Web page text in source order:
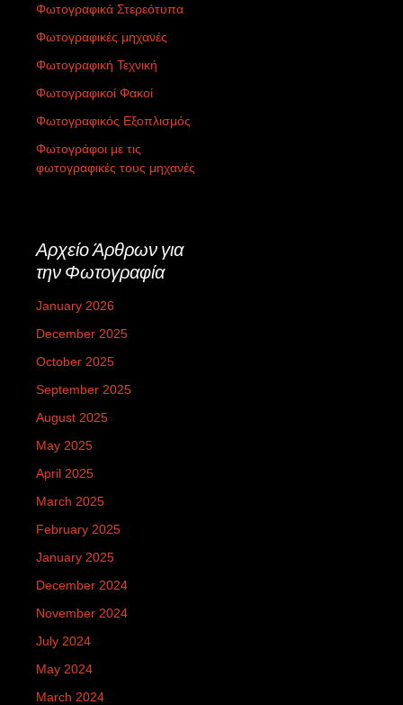
Φωτογραφικά Στερεότυπα
Φωτογραφικές μηχανές
Φωτογραφική Τεχνική
Φωτογραφικοί Φακοί
Φωτογραφικός Εξοπλισμός
Φωτογράφοι με τις
φωτογραφικές τους μηχανές
Αρχείο Άρθρων για
την Φωτογραφία
January 2026
December 2025
October 2025
September 2025
August 2025
May 2025
April 2025
March 2025
February 2025
January 2025
December 2024
November 2024
July 2024
May 2024
March 2024